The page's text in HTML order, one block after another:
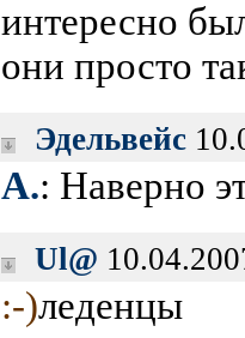
интересно
они просто
Эдельвейс
A.: Наверно
Ul@
:-)леденцы